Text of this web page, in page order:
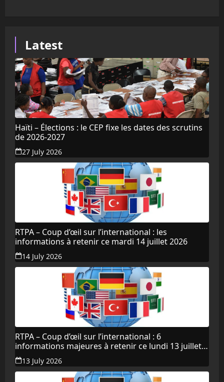
Latest
Haïti – Élections : le CEP fixe les dates des scrutins
de 2026-2027
27 July 2026
RTPA – Coup d’œil sur l’international : les
informations à retenir ce mardi 14 juillet 2026
14 July 2026
RTPA – Coup d’œil sur l’international : 6
informations majeures à retenir ce lundi 13 juillet
202613 July 2026